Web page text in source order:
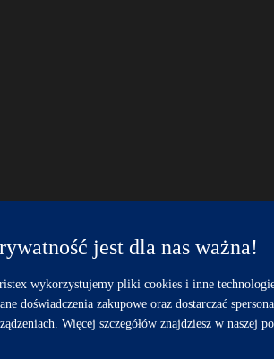
optyczny – optyk – okulary Gdynia, Gdańsk,
jest dla nas ważna!
wykorzystujemy pliki cookies i inne
doświadczenia zakupowe oraz dostarczać
Więcej szczegółów znajdziesz w naszej